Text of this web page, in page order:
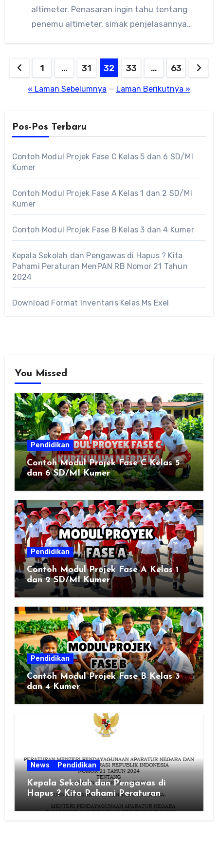
altimeter. Penasaran ingin tahu tentang
penemu altimeter, simak penjelasannya
Paginasi
pos
1 … 31 32 33 … 63
« Laman Sebelumnya — Laman Berikutnya »
Pos-Pos Terbaru
Contoh Modul Projek Fase C Kelas 5 dan 6 SD/MI
Kumer
Contoh Modul Projek Fase A Kelas 1 dan 2 SD/MI
Kumer
Contoh Modul Projek Fase B Kelas 3 dan 4 Kumer
Kepala Sekolah dan Pengawas di Hapus ? Kita
Pahami Peraturan MenPAN RB Nomor 21 Tahun
2024
Download Format Inventaris Kelas Ms Exel
You Missed
Pendidikan
Contoh Modul Projek Fase C Kelas 5
dan 6 SD/MI Kumer
Pendidikan
Contoh Modul Projek Fase A Kelas 1
dan 2 SD/MI Kumer
Pendidikan
Contoh Modul Projek Fase B Kelas 3
dan 4 Kumer
News Pendidikan
Kepala Sekolah dan Pengawas di
Hapus ? Kita Pahami Peraturan
MenPAN RB Nomor 21 Tahun 2024